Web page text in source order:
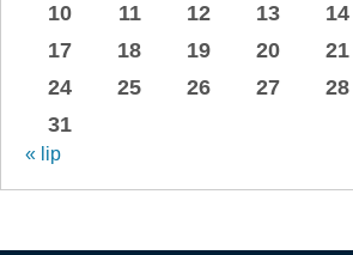
10
11 12 13 14
17
18 19 20 21
24
25 26 27 28
31
« lip